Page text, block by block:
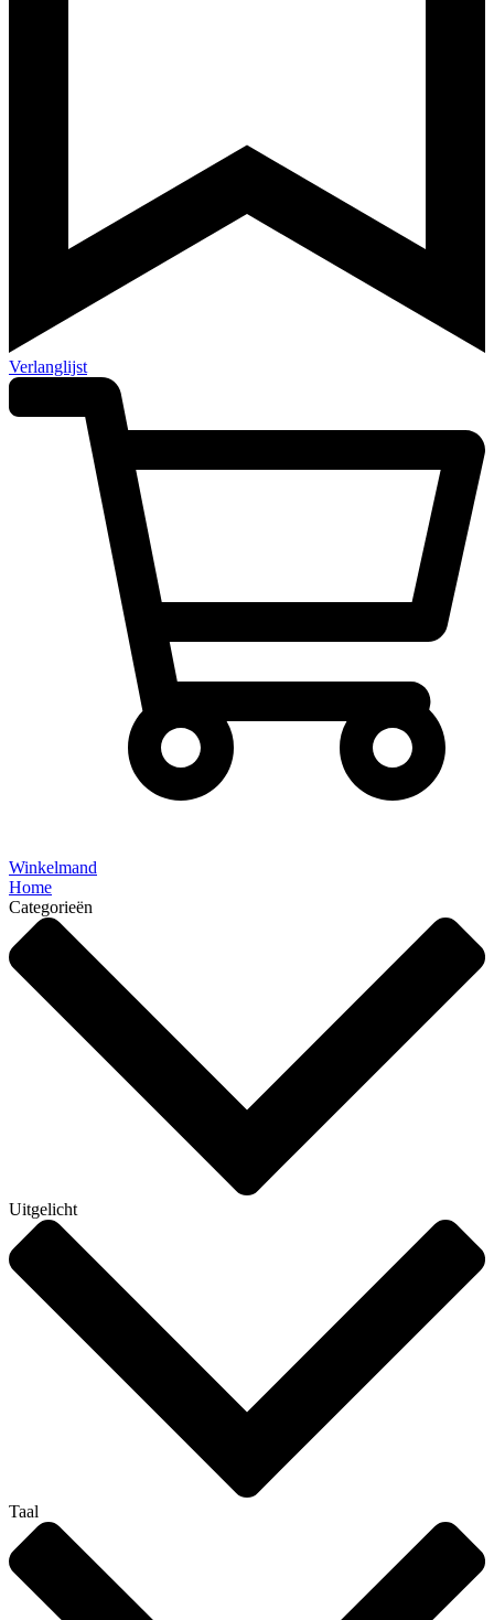
Verlanglijst
Winkelmand
Home
Categorieën
Uitgelicht
Taal